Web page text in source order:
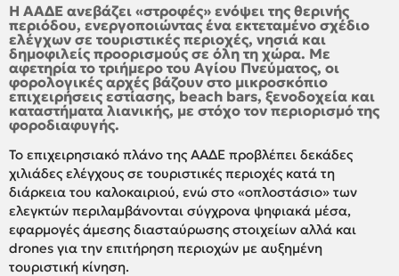
Η ΑΑΔΕ ανεβάζει «στροφές» ενόψει της θερινής
περιόδου, ενεργοποιώντας ένα εκτεταμένο σχέδιο
ελέγχων σε τουριστικές περιοχές, νησιά και
δημοφιλείς προορισμούς σε όλη τη χώρα. Με
αφετηρία το τριήμερο του Αγίου Πνεύματος, οι
φορολογικές αρχές βάζουν στο μικροσκόπιο
επιχειρήσεις εστίασης, beach bars, ξενοδοχεία και
καταστήματα λιανικής, με στόχο τον περιορισμό της
φοροδιαφυγής.
Το επιχειρησιακό πλάνο της ΑΑΔΕ προβλέπει δεκάδες
χιλιάδες ελέγχους σε τουριστικές περιοχές κατά τη
διάρκεια του καλοκαιριού, ενώ στο «οπλοστάσιο» των
ελεγκτών περιλαμβάνονται σύγχρονα ψηφιακά μέσα,
εφαρμογές άμεσης διασταύρωσης στοιχείων αλλά και
drones για την επιτήρηση περιοχών με αυξημένη
τουριστική κίνηση.